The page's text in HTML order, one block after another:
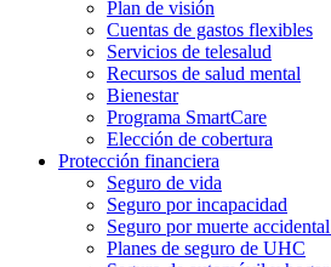
Plan de visión
Cuentas de gastos flexibles
Servicios de telesalud
Recursos de salud mental
Bienestar
Programa SmartCare
Elección de cobertura
Protección financiera
Seguro de vida
Seguro por incapacidad
Seguro por muerte
Planes de seguro de UHC